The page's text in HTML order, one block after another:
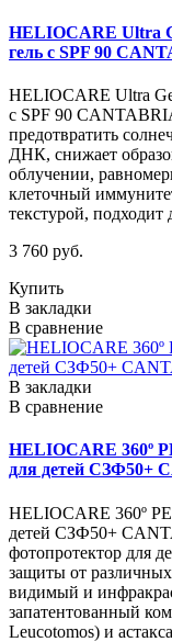
HELIOCARE Ultra
гель с SPF 90
HELIOCARE Ultra
с SPF 90
предотвратить
ДНК, снижает
облучении,
клеточный
текстурой, подходит
3 760 руб.
Купить
В закладки
В сравнение
В закладки
В сравнение
HELIOCARE 360º
для детей СЗФ50+
HELIOCARE 360º
детей СЗФ50+
фотопротектор для
защиты от
видимый и
запатентованный
Leucotomos) и